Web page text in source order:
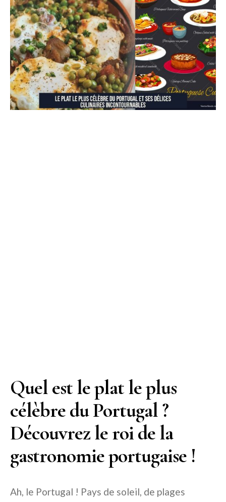
Quel est le plat le plus
célèbre du Portugal ?
Découvrez le roi de la
gastronomie portugaise !
Ah, le Portugal ! Pays de soleil, de plages